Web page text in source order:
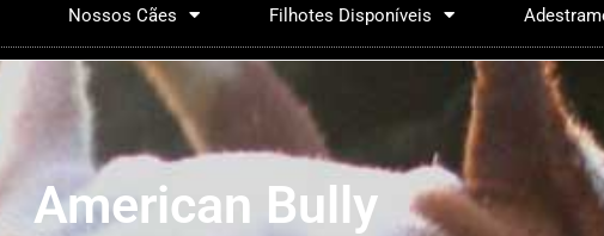
Nossos Cães Filhotes Disponíveis
American Bully